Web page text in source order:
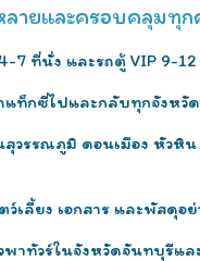
ายและครอบคลุมทุก
7 ที่นั่ง และรถตู้ VIP 9-
แท็กซี่ไปและกลับทุกจังหวั
วรรณภูมิ ดอนเมือง หัวหิ
ว์เลี้ยง เอกสาร และพัสดุอ
พาทัวร์ในจังหวัดจันทบุรีแ